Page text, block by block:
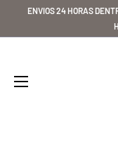
ENVIOS 24 HORAS